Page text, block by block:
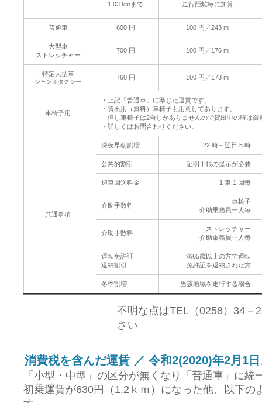
1.03 kmまで 走行距離毎に加算
普通車 600 円 100 円／243 m
大型車
ストレッチャー
700 円 100 円／176 m
特定大型車
ジャンボタクシー
760 円 100 円／173 m
車椅子用
・上記「普通車」に準じた運賃です。
・貸出用（無料）車椅子も用意してあります。
但し車椅子は2台しかありませんので貸出中の時は御
・詳しくはお問合わせください。
共通事項
深夜早朝割増 22 時～翌日 5 時
公共的割引 証明手帳の提示が必要
迎車回送料金 1 車 1 回毎
介助手数料
車椅子
介助乗務員一人毎
介助手数料
ストレッチャー
介助乗務員一人毎
運転免許証
返納割引
満65歳以上の方で運転
免許証を返納された方
冬季割増 当該地域を走行する場合
不明な点はTEL（0258）34－
さい
消費税を含んだ運賃 ／ 令和2(2020)年2月1
「小型・中型」の区分が無くなり「普通車」に統
初乗運賃が630円（1.2ｋｍ）になった他、以下の